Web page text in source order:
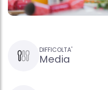
DIFFICOLTA'
Media